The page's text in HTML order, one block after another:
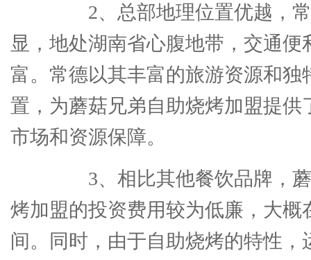
2、总部地理位置优越，常
显，地处湖南省心腹地带，交通便
富。常德以其丰富的旅游资源和独
置，为蘑菇兄弟自助烧烤加盟提供
市场和资源保障。
3、相比其他餐饮品牌，蘑
烤加盟的投资费用较为低廉，大概
间。同时，由于自助烧烤的特性，